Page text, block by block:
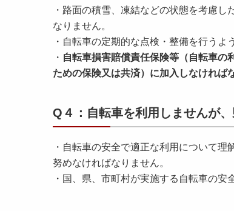
・路面の積雪、凍結などの状態を考慮
なりません。
・自転車の定期的な点検・整備を行うよ
・ 自転車損害賠償責任保険等（自転車の
ための保険又は共済）に加入しなければ
Q４：自転車を利用しませんが
・自転車の安全で適正な利用について
努めなければなりません。
・国、県、市町村が実施する自転車の